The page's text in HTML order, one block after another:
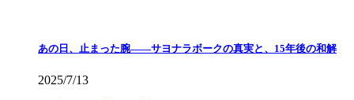
あの日、止まった腕――サヨナラボークの真実と、15年後の和解
2025/7/13